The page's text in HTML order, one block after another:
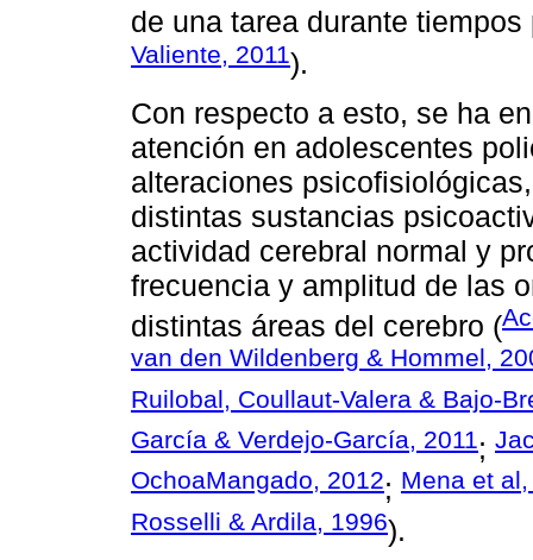
de una tarea durante tiempos
Valiente, 2011).
Con respecto a esto, se ha
atención en adolescentes
alteraciones
distintas sustancias
actividad cerebral normal y
frecuencia y amplitud de las
distintas áreas del cerebro (
van den Wildenberg & Hommel,
Ruilobal, Coullaut-Valera & Bajo-
García & Verdejo-García, 2011;
OchoaMangado, 2012; Mena et
Rosselli & Ardila, 1996).